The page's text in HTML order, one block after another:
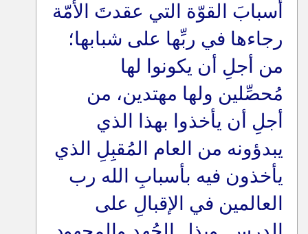
أسبابَ القوّة التي عقدتَ الأمّة
رجاءها في ربِّها على شبابها؛
من أجلِ أن يكونوا لها
مُحصِّلين ولها مهتدين، من
أجلِ أن يأخذوا بهذا الذي
يبدؤونه من العام المُقبِلِ الذي
يأخذون فيه بأسبابِ الله رب
العالمين في الإقبالِ على